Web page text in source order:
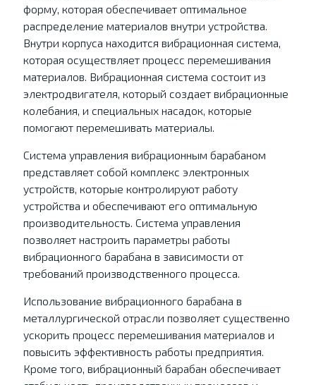
форму, которая обеспечивает оптимальное
распределение материалов внутри устройства.
Внутри корпуса находится вибрационная система,
которая осуществляет процесс перемешивания
материалов. Вибрационная система состоит из
электродвигателя, который создает вибрационные
колебания, и специальных насадок, которые
помогают перемешивать материалы.
Система управления вибрационным барабаном
представляет собой комплекс электронных
устройств, которые контролируют работу
устройства и обеспечивают его оптимальную
производительность. Система управления
позволяет настроить параметры работы
вибрационного барабана в зависимости от
требований производственного процесса.
Использование вибрационного барабана в
металлургической отрасли позволяет существенно
ускорить процесс перемешивания материалов и
повысить эффективность работы предприятия.
Кроме того, вибрационный барабан обеспечивает